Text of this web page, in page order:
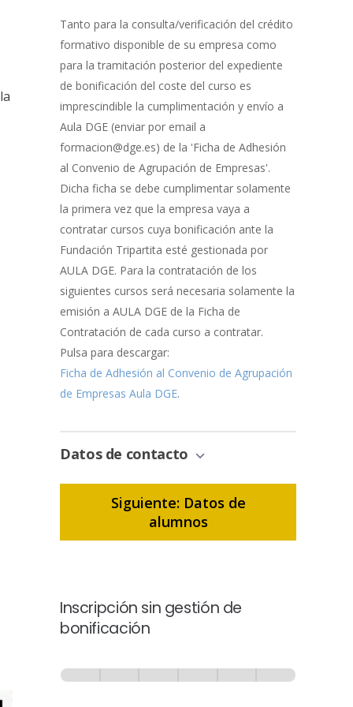
de
Bonificación
Tanto para la consulta/verificación del crédito
formativo disponible de su empresa como
para la tramitación posterior del expediente
de bonificación del coste del curso es
imprescindible la cumplimentación y envío a
Aula DGE (enviar por email a
formacion@dge.es) de la 'Ficha de Adhesión
al Convenio de Agrupación de Empresas'.
Dicha ficha se debe cumplimentar solamente
la primera vez que la empresa vaya a
contratar cursos cuya bonificación ante la
Fundación Tripartita esté gestionada por
AULA DGE. Para la contratación de los
siguientes cursos será necesaria solamente la
emisión a AULA DGE de la Ficha de
Contratación de cada curso a contratar.
Pulsa para descargar:
Ficha de Adhesión al Convenio de Agrupación
de Empresas Aula DGE.
Datos de contacto
Siguiente: Datos de
alumnos
Inscripción sin gestión de
bonificación
-